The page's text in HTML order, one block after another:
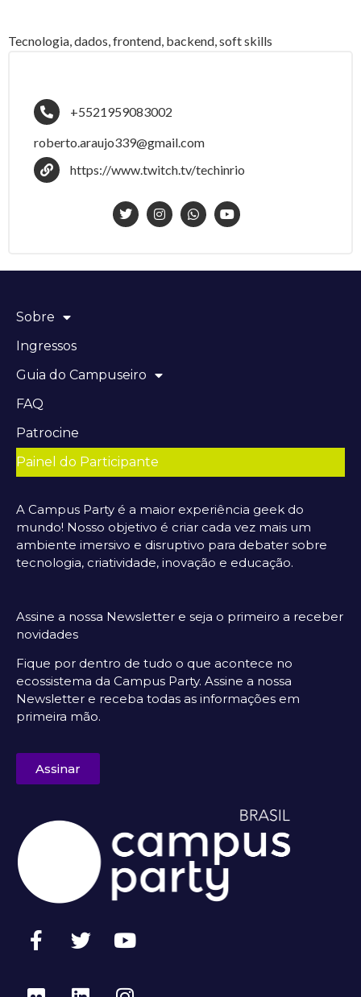
Tecnologia, dados, frontend, backend, soft skills
+5521959083002
roberto.araujo339@gmail.com
https://www.twitch.tv/techinrio
Sobre
Ingressos
Guia do Campuseiro
FAQ
Patrocine
Painel do Participante
A Campus Party é a maior experiência geek do
mundo! Nosso objetivo é criar cada vez mais um
ambiente imersivo e disruptivo para debater sobre
tecnologia, criatividade, inovação e educação.
Assine a nossa Newsletter e seja o primeiro a receber
novidades
Fique por dentro de tudo o que acontece no
ecossistema da Campus Party. Assine a nossa
Newsletter e receba todas as informações em
primeira mão.
Assinar